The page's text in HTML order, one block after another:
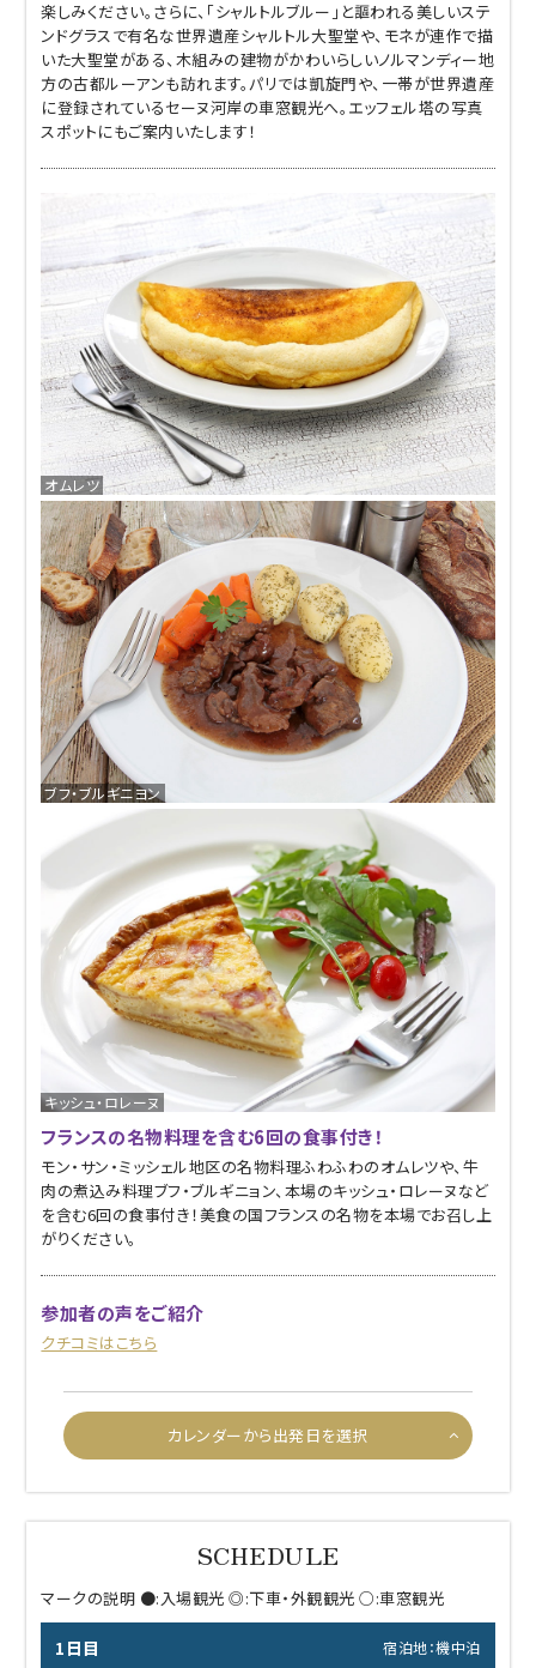
楽しみください。さらに、「シャルトルブルー」と謳われる美しいステ
ンドグラスで有名な世界遺産シャルトル大聖堂や、モネが連作で描
いた大聖堂がある、木組みの建物がかわいらしいノルマンディー地
方の古都ルーアンも訪れます。パリでは凱旋門や、一帯が世界遺産
に登録されているセーヌ河岸の車窓観光へ。エッフェル塔の写真
スポットにもご案内いたします！
オムレツ
ブフ・ブルギニヨン
キッシュ・ロレーヌ
フランスの名物料理を含む6回の食事付き！
モン・サン・ミッシェル地区の名物料理ふわふわのオムレツや、牛
肉の煮込み料理ブフ・ブルギニョン、本場のキッシュ・ロレーヌなど
を含む6回の食事付き！美食の国フランスの名物を本場でお召し上
がりください。
参加者の声をご紹介
クチコミはこちら
カレンダーから出発日を選択
マークの説明 ●:入場観光◎:下車・外観観光 ○:車窓観光
1日目 宿泊地：機中泊